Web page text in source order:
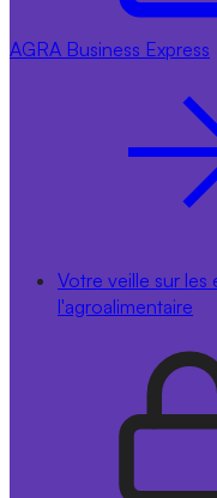
AGRA Business Express
Votre veille sur les
l'agroalimentaire